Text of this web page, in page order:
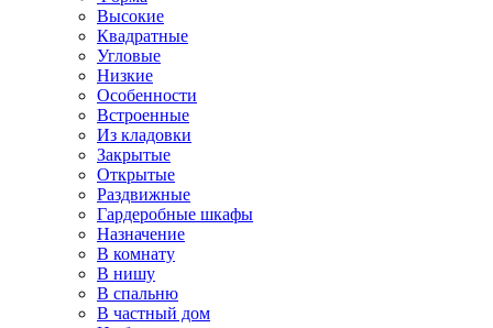
Высокие
Квадратные
Угловые
Низкие
Особенности
Встроенные
Из кладовки
Закрытые
Открытые
Раздвижные
Гардеробные шкафы
Назначение
В комнату
В нишу
В спальню
В частный дом